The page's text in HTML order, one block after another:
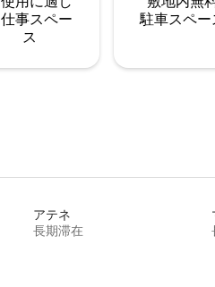
事スペー
ス
駐⁠車ス⁠ペ⁠ー⁠
アテネ
長期滞在